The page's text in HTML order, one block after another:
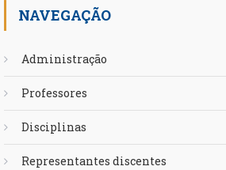
NAVEGAÇÃO
Administração
Professores
Disciplinas
Representantes discentes